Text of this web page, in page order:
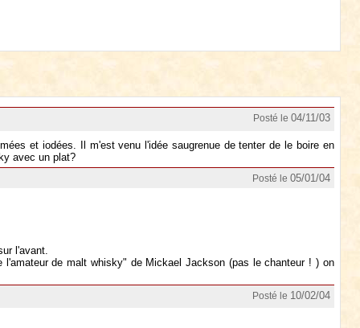
Posté le 04/11/03
et iodées. Il m'est venu l'idée saugrenue de tenter de le boire en
avec un plat?
Posté le 05/01/04
l'avant.
de malt whisky" de Mickael Jackson (pas le chanteur ! ) on
Posté le 10/02/04